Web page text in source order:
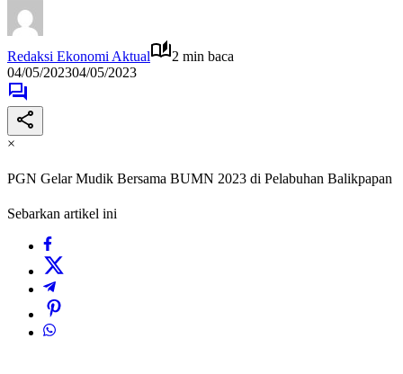
Redaksi Ekonomi Aktual
2 min baca
04/05/202304/05/2023
×
PGN Gelar Mudik Bersama BUMN 2023 di Pelabuhan Balikpapan
Sebarkan artikel ini